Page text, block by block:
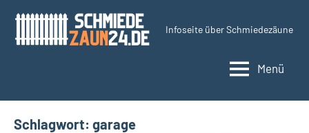
springen
Infoseite über Schmiedezäune
Menü
Schlagwort: garage